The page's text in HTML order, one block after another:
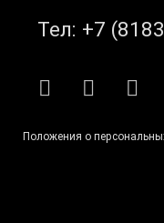
Тел: +7
RSS E-mail
Положения о